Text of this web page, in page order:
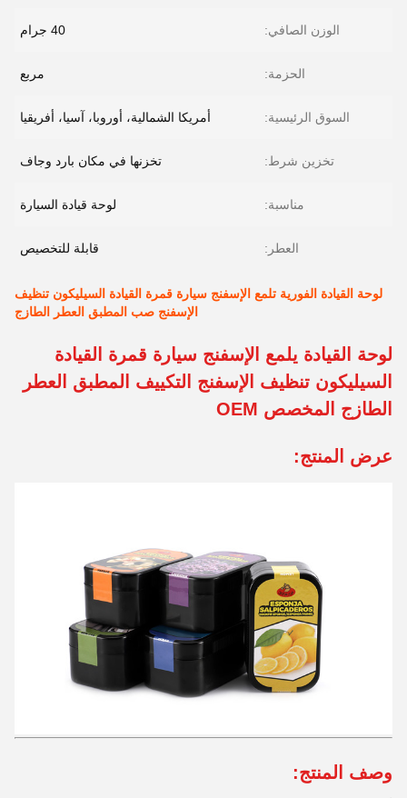
الوزن الصافي: 40 جرام
الحزمة: مربع
السوق الرئيسية: أمريكا الشمالية، أوروبا، آسيا، أفريقيا
تخزين شرط: تخزنها في مكان بارد وجاف
مناسبة: لوحة قيادة السيارة
العطر: قابلة للتخصيص
لوحة القيادة الفورية تلمع الإسفنج سيارة قمرة القيادة السيليكون تنظيف
الإسفنج صب المطبق العطر الطازج
لوحة القيادة يلمع الإسفنج سيارة قمرة القيادة
السيليكون تنظيف الإسفنج التكييف المطبق العطر
الطازج المخصص OEM
عرض المنتج:
وصف المنتج: